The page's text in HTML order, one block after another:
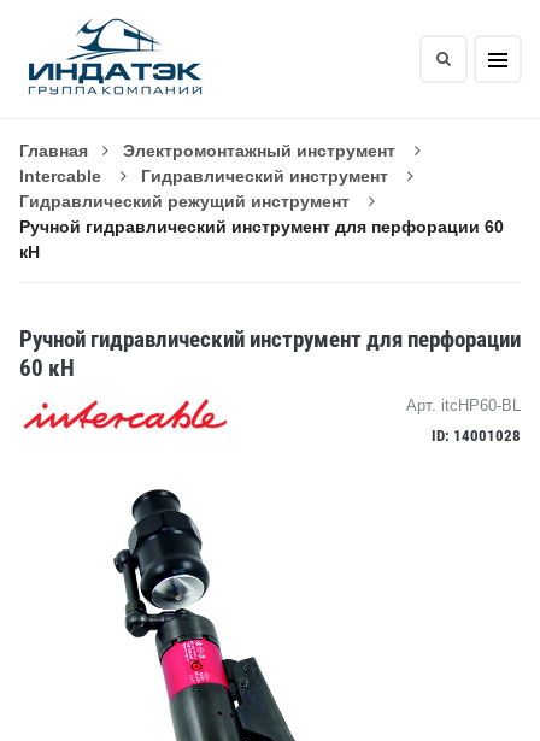
Главная
Электромонтажный инструмент
Intercable
Гидравлический инструмент
Гидравлический режущий инструмент
Ручной гидравлический инструмент для перфорации 60
кН
Ручной гидравлический инструмент для перфорации
60 кН
Арт. itcHP60-BL
ID: 14001028